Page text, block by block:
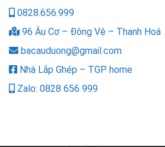
0828.656.999
96 Âu Cơ – Đông Vệ – Thanh Hoá
bacauduong@gmail.com
Nhà Lắp Ghép – TGP home
Zalo: 0828 656 999